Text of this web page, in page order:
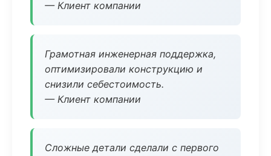
— Клиент компании
Грамотная инженерная поддержка,
оптимизировали конструкцию и
снизили себестоимость.
— Клиент компании
Сложные детали сделали с первого